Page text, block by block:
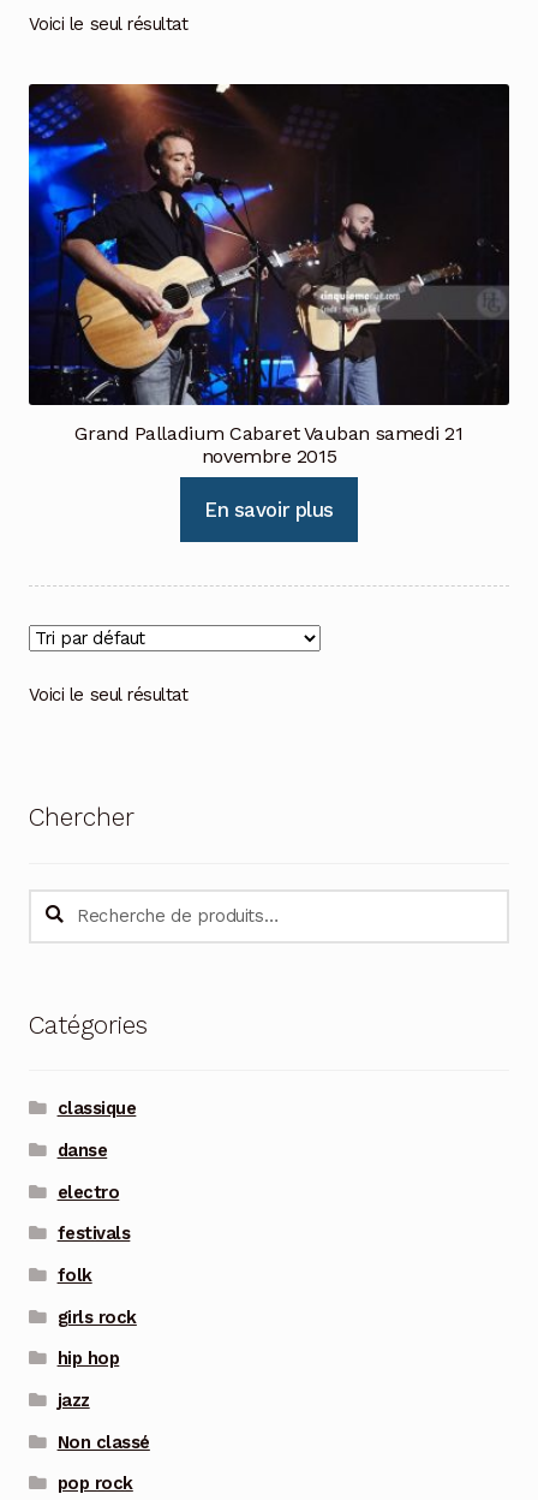
Voici le seul résultat
Grand Palladium Cabaret Vauban samedi 21
novembre 2015
En savoir plus
Voici le seul résultat
Chercher
Recherche
pour :
Recherche
Catégories
classique
danse
electro
festivals
folk
girls rock
hip hop
jazz
Non classé
pop rock